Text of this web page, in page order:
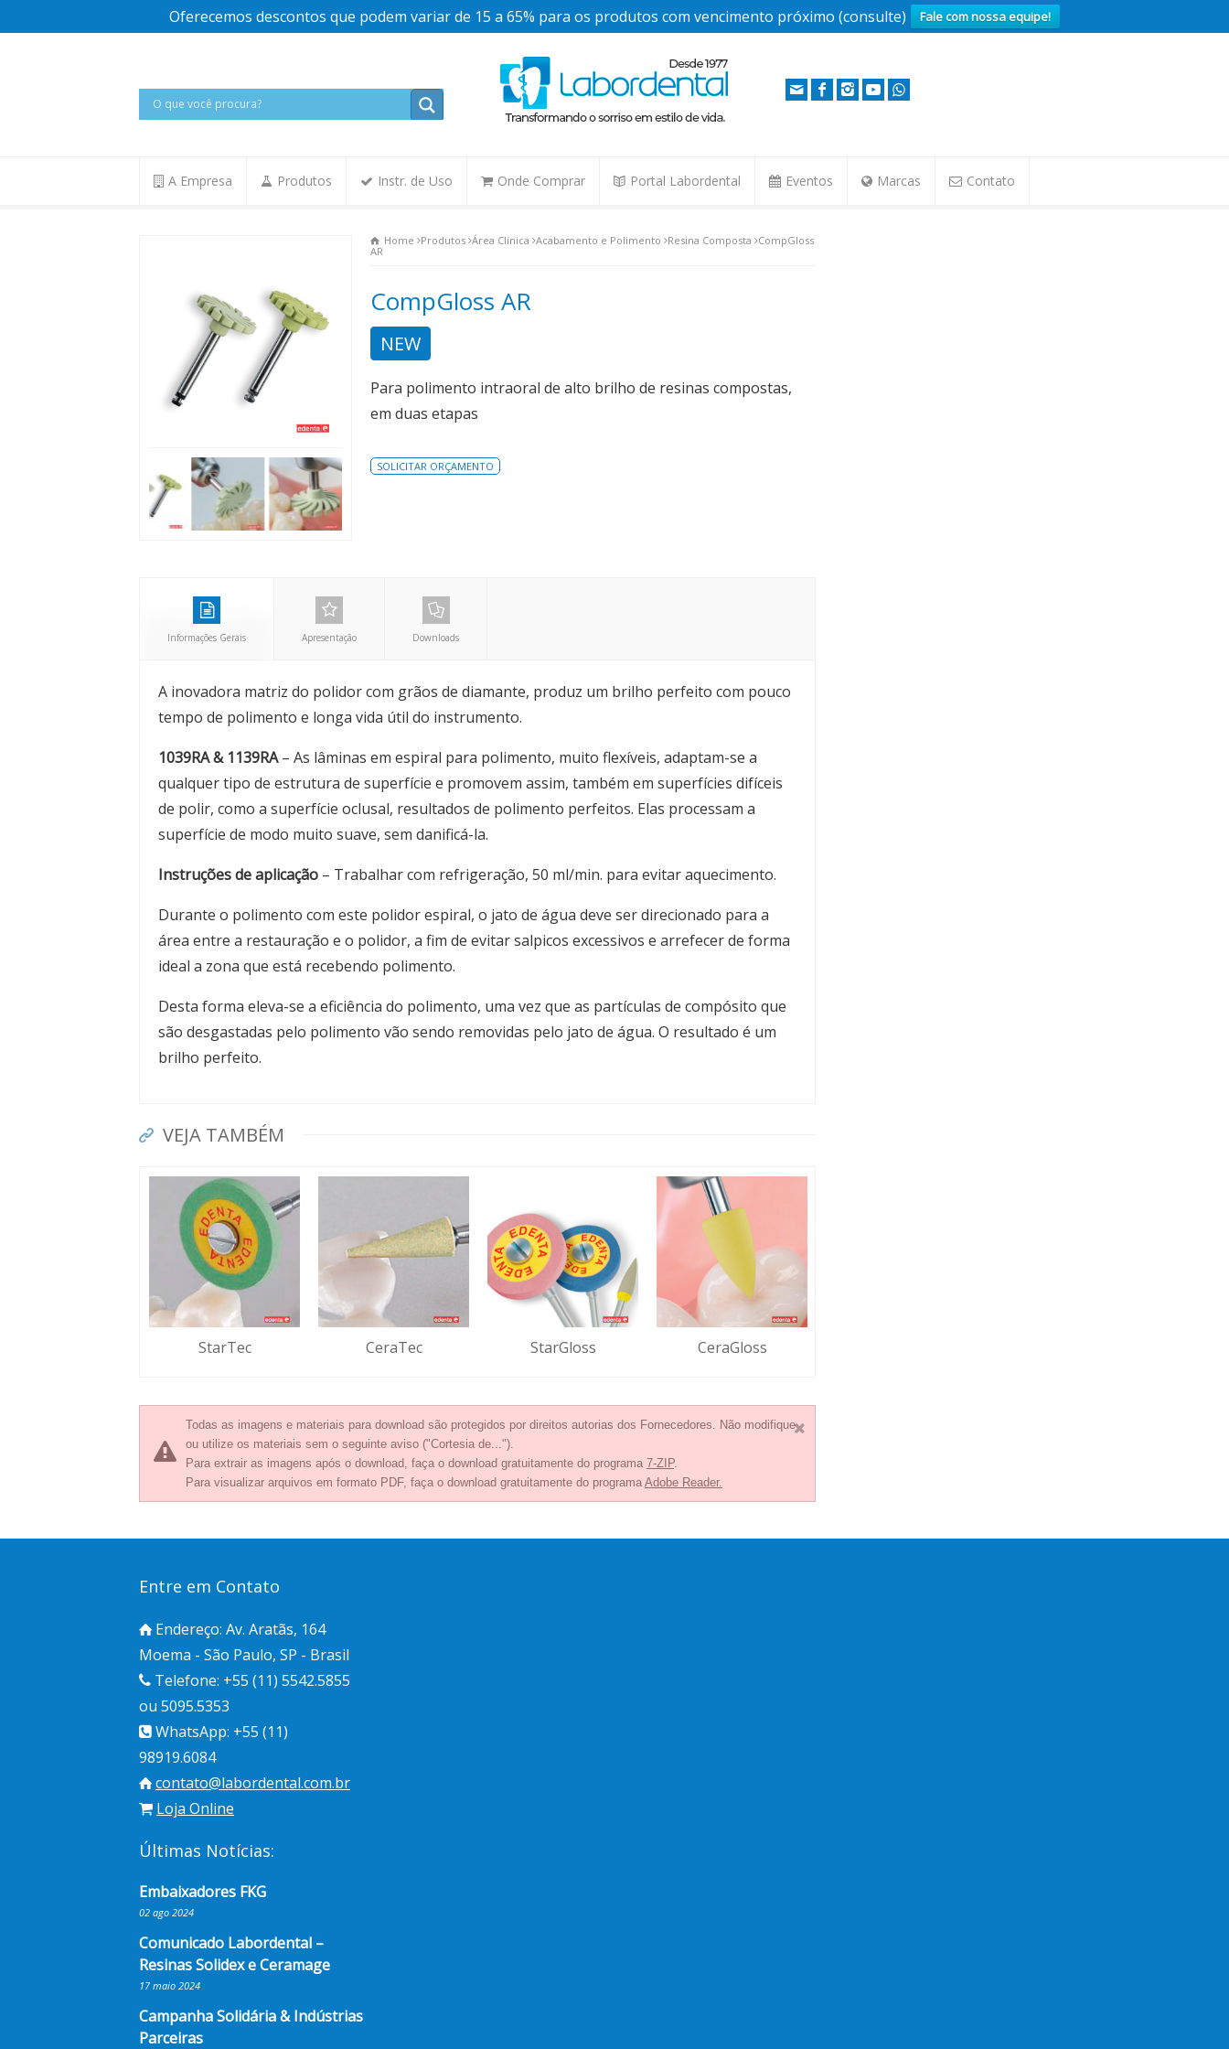
Oferecemos descontos que podem variar de 15 a 65% para os produtos com vencimento próximo (consulte) Fale com nossa equipe!
A Empresa Produtos Instr. de Uso Onde Comprar Portal Labordental Eventos Marcas Contato
Home Produtos Área Clínica Acabamento e Polimento Resina Composta CompGloss
AR
CompGloss AR
NEW
Para polimento intraoral de alto brilho de resinas compostas,
em duas etapas
SOLICITAR ORÇAMENTO
Informações Gerais Apresentação Downloads
A inovadora matriz do polidor com grãos de diamante, produz um brilho perfeito com pouco
tempo de polimento e longa vida útil do instrumento.
1039RA & 1139RA– As lâminas em espiral para polimento, muito flexíveis, adaptam-se a
qualquer tipo de estrutura de superfície e promovem assim, também em superfícies difíceis
de polir, como a superfície oclusal, resultados de polimento perfeitos. Elas processam a
superfície de modo muito suave, sem danificá-la.
Instruções de aplicação – Trabalhar com refrigeração, 50 ml/min. para evitar aquecimento.
Durante o polimento com este polidor espiral, o jato de água deve ser direcionado para a
área entre a restauração e o polidor, a fim de evitar salpicos excessivos e arrefecer de forma
ideal a zona que está recebendo polimento.
Desta forma eleva-se a eficiência do polimento, uma vez que as partículas de compósito que
são desgastadas pelo polimento vão sendo removidas pelo jato de água. O resultado é um
brilho perfeito.
VEJA TAMBÉM
StarTec CeraTec StarGloss CeraGloss
Todas as imagens e materiais para download são protegidos por direitos autorias dos Fornecedores. Não modifique
ou utilize os materiais sem o seguinte aviso ("Cortesia de...").
Para extrair as imagens após o download, faça o download gratuitamente do programa 7-ZIP.
Para visualizar arquivos em formato PDF, faça o download gratuitamente do programa Adobe Reader.
Entre em Contato
Endereço: Av. Aratãs, 164
Moema - São Paulo, SP - Brasil
Telefone: +55 (11) 5542.5855
ou 5095.5353
WhatsApp: +55 (11)
98919.6084
contato@labordental.com.br
Loja Online
Últimas Notícias:
Embaixadores FKG
02 ago 2024
Comunicado Labordental –
Resinas Solidex e Ceramage
17 maio 2024
Campanha Solidária & Indústrias
Parceiras